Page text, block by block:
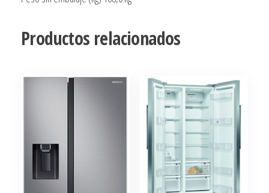
Productos relacionados